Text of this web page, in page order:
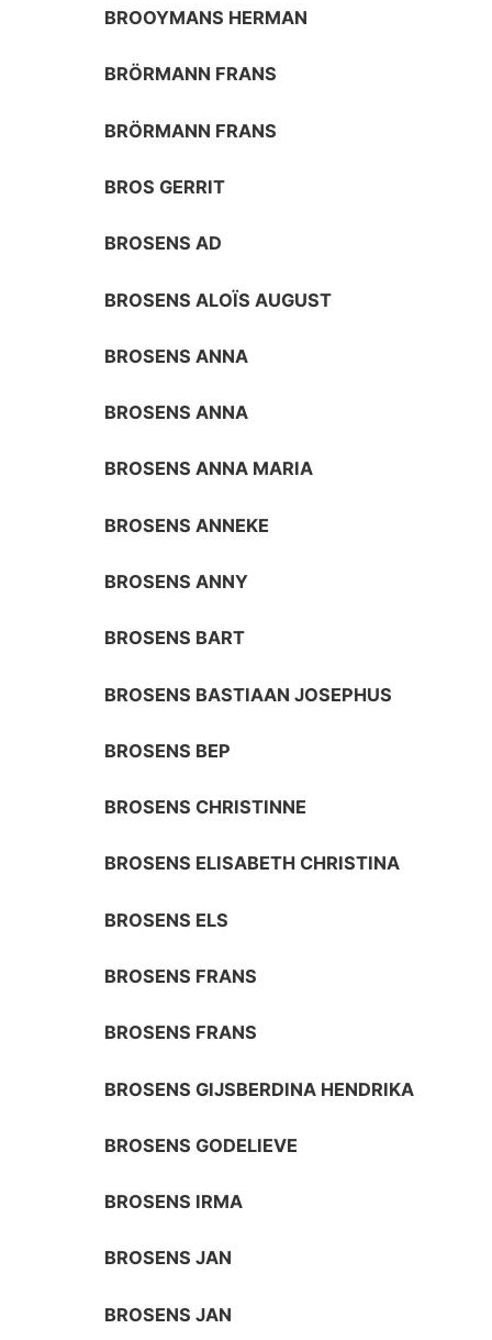
BROOYMANS HERMAN
BRÖRMANN FRANS
BRÖRMANN FRANS
BROS GERRIT
BROSENS AD
BROSENS ALOÏS AUGUST
BROSENS ANNA
BROSENS ANNA
BROSENS ANNA MARIA
BROSENS ANNEKE
BROSENS ANNY
BROSENS BART
BROSENS BASTIAAN JOSEPHUS
BROSENS BEP
BROSENS CHRISTINNE
BROSENS ELISABETH CHRISTINA
BROSENS ELS
BROSENS FRANS
BROSENS FRANS
BROSENS GIJSBERDINA HENDRIKA
BROSENS GODELIEVE
BROSENS IRMA
BROSENS JAN
BROSENS JAN